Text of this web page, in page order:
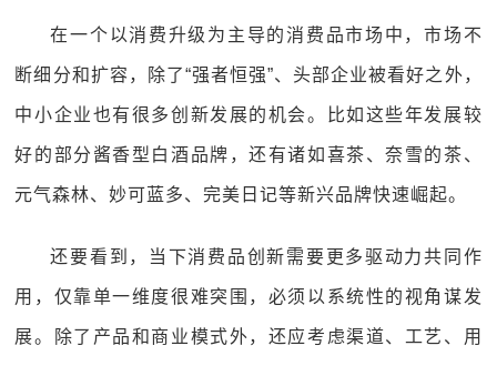
在一个以消费升级为主导的消费品市场中，市场不
断细分和扩容，除了“强者恒强”、头部企业被看好之外，
中小企业也有很多创新发展的机会。比如这些年发展较
好的部分酱香型白酒品牌，还有诸如喜茶、奈雪的茶、
元气森林、妙可蓝多、完美日记等新兴品牌快速崛起。
还要看到，当下消费品创新需要更多驱动力共同作
用，仅靠单一维度很难突围，必须以系统性的视角谋发
展。除了产品和商业模式外，还应考虑渠道、工艺、用